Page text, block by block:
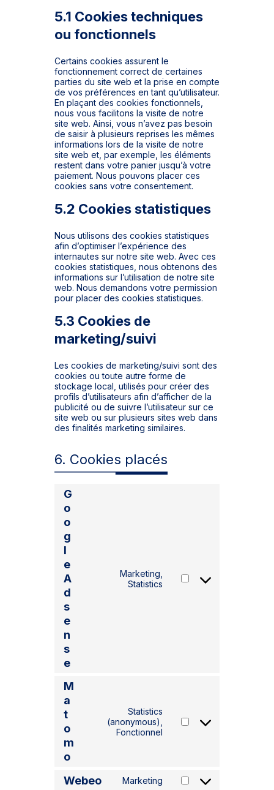
5.1 Cookies techniques
ou fonctionnels
Certains cookies assurent le
fonctionnement correct de certaines
parties du site web et la prise en compte
de vos préférences en tant qu’utilisateur.
En plaçant des cookies fonctionnels,
nous vous facilitons la visite de notre
site web. Ainsi, vous n’avez pas besoin
de saisir à plusieurs reprises les mêmes
informations lors de la visite de notre
site web et, par exemple, les éléments
restent dans votre panier jusqu’à votre
paiement. Nous pouvons placer ces
cookies sans votre consentement.
5.2 Cookies statistiques
Nous utilisons des cookies statistiques
afin d’optimiser l’expérience des
internautes sur notre site web. Avec ces
cookies statistiques, nous obtenons des
informations sur l’utilisation de notre site
web. Nous demandons votre permission
pour placer des cookies statistiques.
5.3 Cookies de
marketing/suivi
Les cookies de marketing/suivi sont des
cookies ou toute autre forme de
stockage local, utilisés pour créer des
profils d’utilisateurs afin d’afficher de la
publicité ou de suivre l’utilisateur sur ce
site web ou sur plusieurs sites web dans
des finalités marketing similaires.
6. Cookies placés
G
o
o
g
l
e
A
d
s
e
n
s
e
Marketing,
Statistics
M
a
t
o
m
o
Statistics
(anonymous),
Fonctionnel
Webeo Marketing